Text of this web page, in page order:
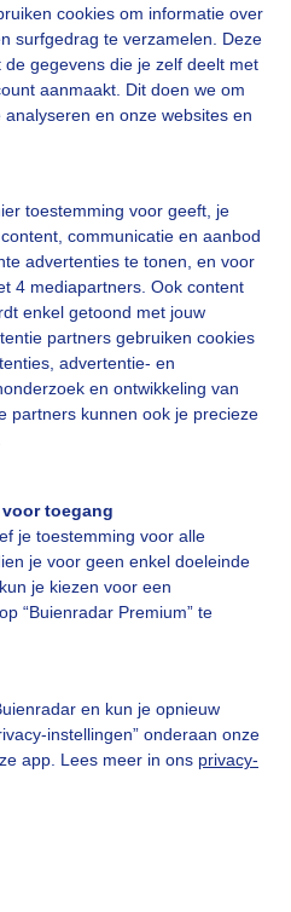
cookies om informatie over
surfgedrag te verzamelen. Deze
gegevens die je zelf deelt met
aanmaakt. Dit doen we om
en onze websites en
toestemming voor geeft, je
communicatie en aanbod
advertenties te tonen, en voor
4 mediapartners. Ook content
enkel getoond met jouw
partners gebruiken cookies
advertentie- en
en ontwikkeling van
partners kunnen ook je precieze
toegang
je toestemming voor alle
je voor geen enkel doeleinde
je kiezen voor een
“Buienradar Premium” te
en kun je opnieuw
instellingen” onderaan onze
app. Lees meer in ons privacy-